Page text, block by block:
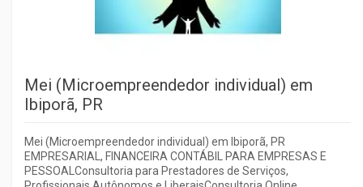
Mei (Microempreendedor individual) em
Ibiporã, PR
Mei (Microempreendedor individual) em Ibiporã, PR
EMPRESARIAL, FINANCEIRA CONTÁBIL PARA EMPRESAS E
PESSOALConsultoria para Prestadores de Serviços,